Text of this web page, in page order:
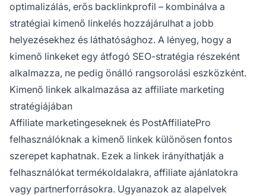
optimalizálás, erős backlinkprofil – kombinálva a
stratégiai kimenő linkelés hozzájárulhat a jobb
helyezésekhez és láthatósághoz. A lényeg, hogy a
kimenő linkeket egy átfogó SEO-stratégia részeként
alkalmazza, ne pedig önálló rangsorolási eszközként.
Kimenő linkek alkalmazása az affiliate marketing
stratégiájában
Affiliate marketingeseknek és PostAffiliatePro
felhasználóknak a kimenő linkek különösen fontos
szerepet kaphatnak. Ezek a linkek irányíthatják a
felhasználókat termékoldalakra, affiliate ajánlatokra
vagy partnerforrásokra. Ugyanazok az alapelvek